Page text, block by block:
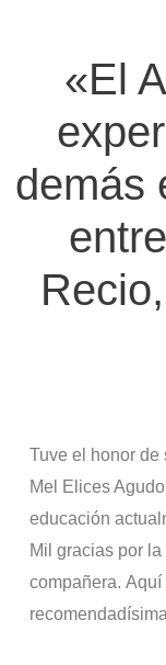
«El
demás
Tuve el honor de
Mel Elices
educación
Mil gracias por
compañera.